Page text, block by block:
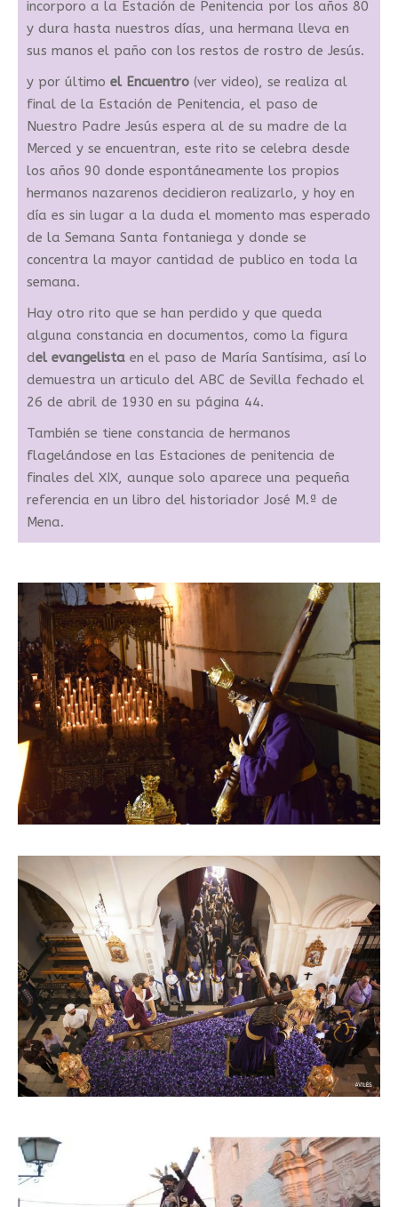
incorporo a la Estación de Penitencia por los años 80
y dura hasta nuestros días, una hermana lleva en
sus manos el paño con los restos de rostro de Jesús.
y por último el Encuentro (ver video), se realiza al
final de la Estación de Penitencia, el paso de
Nuestro Padre Jesús espera al de su madre de la
Merced y se encuentran, este rito se celebra desde
los años 90 donde espontáneamente los propios
hermanos nazarenos decidieron realizarlo, y hoy en
día es sin lugar a la duda el momento mas esperado
de la Semana Santa fontaniega y donde se
concentra la mayor cantidad de publico en toda la
semana.
Hay otro rito que se han perdido y que queda
alguna constancia en documentos, como la figura
del evangelista en el paso de María Santísima, así lo
demuestra un articulo del ABC de Sevilla fechado el
26 de abril de 1930 en su página 44.
También se tiene constancia de hermanos
flagelándose en las Estaciones de penitencia de
finales del XIX, aunque solo aparece una pequeña
referencia en un libro del historiador José M.ª de
Mena.